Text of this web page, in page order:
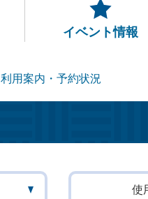
イベント情報
利用案内・予約状況
使